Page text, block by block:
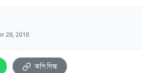
28, 2018
কপি লিঙ্ক